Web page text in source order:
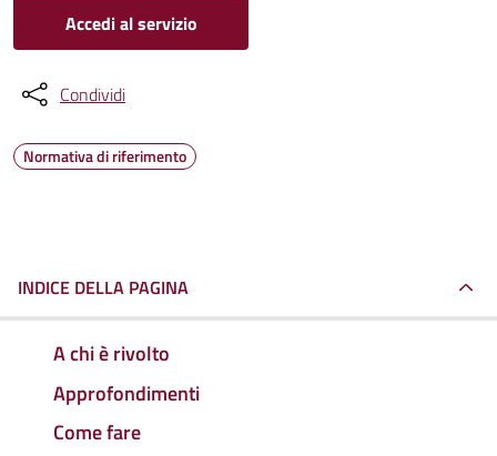
Accedi al servizio
Condividi
Normativa di riferimento
INDICE DELLA PAGINA
A chi è rivolto
Approfondimenti
Come fare